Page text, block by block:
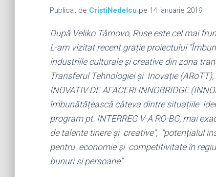
Publicat de CristiNedelcu pe 14 ianuarie 2019
După Veliko Târnovo, Ruse este cel mai
L-am vizitat recent grație proiectului
industriile culturale şi creative din zona
Transferul Tehnologiei și Inovație
INOVATIV DE AFACERI INNOBRIDGE
îmbunătățească câteva dintre situațiile
program pt. INTERREG V-A RO-BG, mai
de talente tinere și creative”, “potențialul
pentru economie și competitivitate în
bunuri si persoane”.